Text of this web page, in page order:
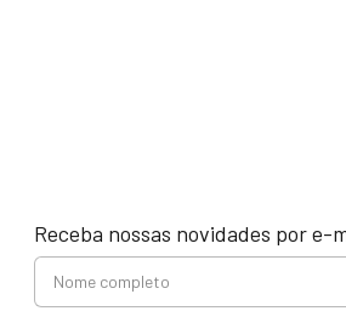
Receba nossas novidades por e-